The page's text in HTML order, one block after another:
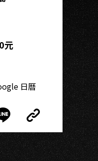
元
日曆
Link